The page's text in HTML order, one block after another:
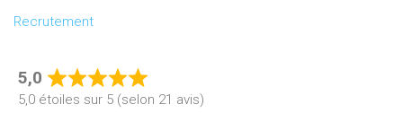
Recrutement
5,0
Rated
5,0
5,0 étoiles sur 5 (selon 21 avis)